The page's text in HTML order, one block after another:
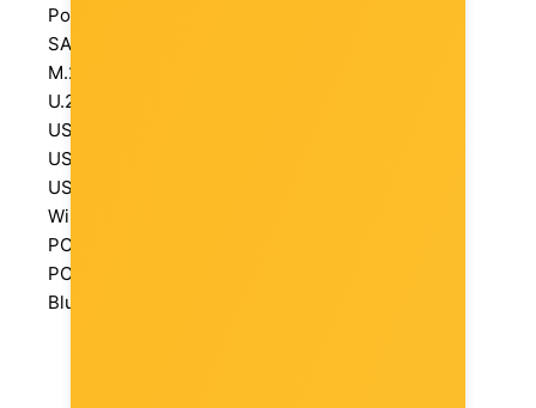
Podrška za integrirani grafičk: Y
SATA Express: n/a
M.2: 5
U.2: n/a
USB 3.1: 0
USB 3.1: 4
USB 3.2: 8
Wireless: Wi-Fi 6E
PCIe 5.0 x16: 2
PCIe 4.0 x1: 1